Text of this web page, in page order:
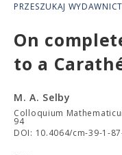
PRZESZUKAJ
On
to a
M. A. Selby
Colloquium
94
DOI: 10.4064/cm-39-1-